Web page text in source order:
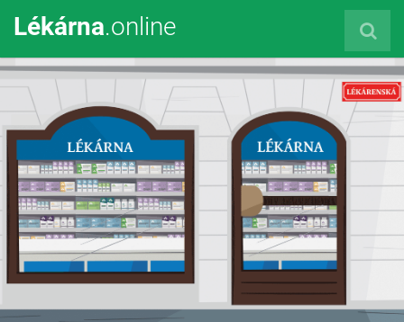
Lékárna.online